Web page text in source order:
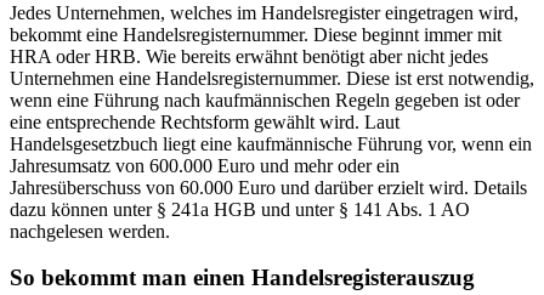
Jedes Unternehmen, welches im Handelsregister eingetragen wird,
bekommt eine Handelsregisternummer. Diese beginnt immer mit
HRA oder HRB. Wie bereits erwähnt benötigt aber nicht jedes
Unternehmen eine Handelsregisternummer. Diese ist erst notwendig,
wenn eine Führung nach kaufmännischen Regeln gegeben ist oder
eine entsprechende Rechtsform gewählt wird. Laut
Handelsgesetzbuch liegt eine kaufmännische Führung vor, wenn ein
Jahresumsatz von 600.000 Euro und mehr oder ein
Jahresüberschuss von 60.000 Euro und darüber erzielt wird. Details
dazu können unter § 241a HGB und unter § 141 Abs. 1 AO
nachgelesen werden.
So bekommt man einen Handelsregisterauszug